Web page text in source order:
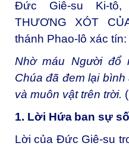
Đức Giê-su Ki-tô,
THƯƠNG XÓT
thánh Phao-lô xác tín:
Nhờ máu Người đổ
Chúa đã đem lại
và muôn vật trên trời.
1. Lời Hứa ban sự
Lời của Đức Giê-su